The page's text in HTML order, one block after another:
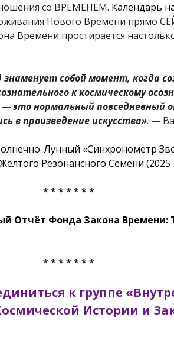
со ВРЕМЕНЕМ. Календарь
Нового Времени прямо
Времени простирается
знаменует собой момент, когда
к космическому
— это нормальный
в произведение искусства». —
Лунный «Синхронометр
Резонансного Семени (2025-
* * * * * * *
Отчёт Фонда Закона Времени:
* * * * * * *
к группе
Истории и